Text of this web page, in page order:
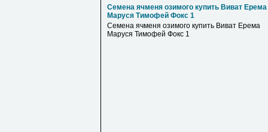
Семена ячменя озимого купить Виват Ерема
Маруся Тимофей Фокс 1
Семена ячменя озимого купить Виват Ерема
Маруся Тимофей Фокс 1